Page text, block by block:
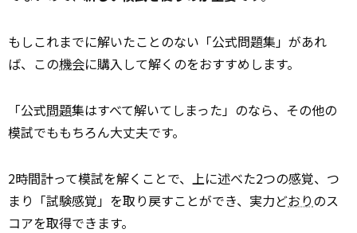
もしこれまでに解いたことのない「公式問題集」があれ
ば、この機会に購入して解くのをおすすめします。
「公式問題集はすべて解いてしまった」のなら、その他の
模試でももちろん大丈夫です。
2時間計って模試を解くことで、上に述べた2つの感覚、つ
まり「試験感覚」を取り戻すことができ、実力どおりのス
コアを取得できます。